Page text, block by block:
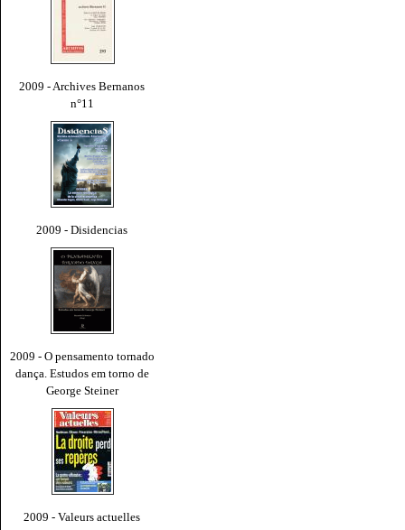
2009 - Archives Bernanos
n°11
2009 - Disidencias
2009 - O pensamento tornado
dança. Estudos em torno de
George Steiner
2009 - Valeurs actuelles